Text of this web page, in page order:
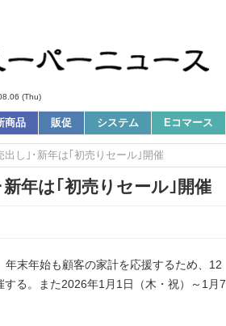
(Thu)
商品 販促 システム Eコマース
し｣･新年は｢初売りセール｣開催
年は｢初売りセール｣開催
末年始も顧客の家計を応援するため、12
る。また2026年1月1日（木・祝）～1月7